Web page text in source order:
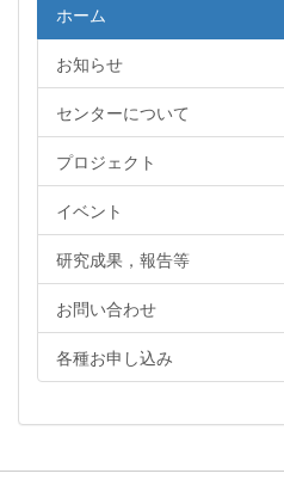
ホーム
お知らせ
センターについて
プロジェクト
イベント
研究成果，報告等
お問い合わせ
各種お申し込み